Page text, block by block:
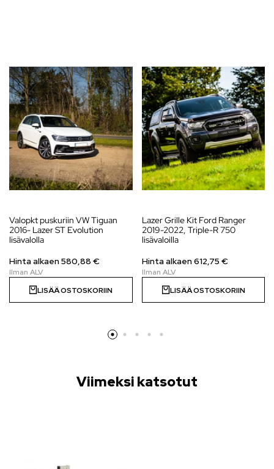
Valopkt puskuriin VW Tiguan
2016- Lazer ST Evolution
lisävalolla
Hinta alkaen580,88 €
LISÄÄ OSTOSKORIIN
Lazer Grille Kit Ford Ranger
2019-2022, Triple-R 750
lisävaloilla
Hinta alkaen612,75 €
LISÄÄ OSTOSKORIIN
Viimeksi katsotut